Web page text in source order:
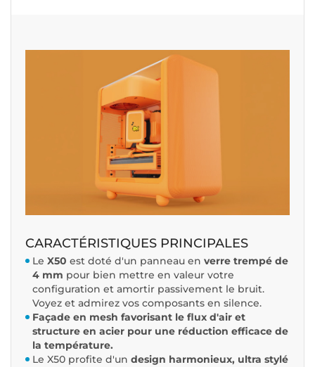
CARACTÉRISTIQUES PRINCIPALES
Le X50 est doté d'un panneau en verre trempé de
4 mm pour bien mettre en valeur votre
configuration et amortir passivement le bruit.
Voyez et admirez vos composants en silence.
Façade en mesh favorisant le flux d'air et
structure en acier pour une réduction efficace de
la température.
Le X50 profite d'un design harmonieux, ultra stylé